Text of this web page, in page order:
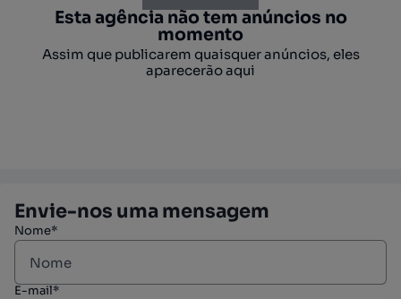
Esta agência não tem anúncios no
momento
Assim que publicarem quaisquer anúncios, eles
aparecerão aqui
Envie-nos uma mensagem
Nome*
E-mail*